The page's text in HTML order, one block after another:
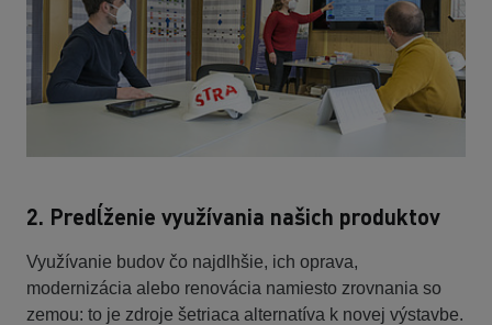
2. Predĺženie využívania našich produktov
Využívanie budov čo najdlhšie, ich oprava,
modernizácia alebo renovácia namiesto zrovnania so
zemou: to je zdroje šetriaca alternatíva k novej výstavbe.